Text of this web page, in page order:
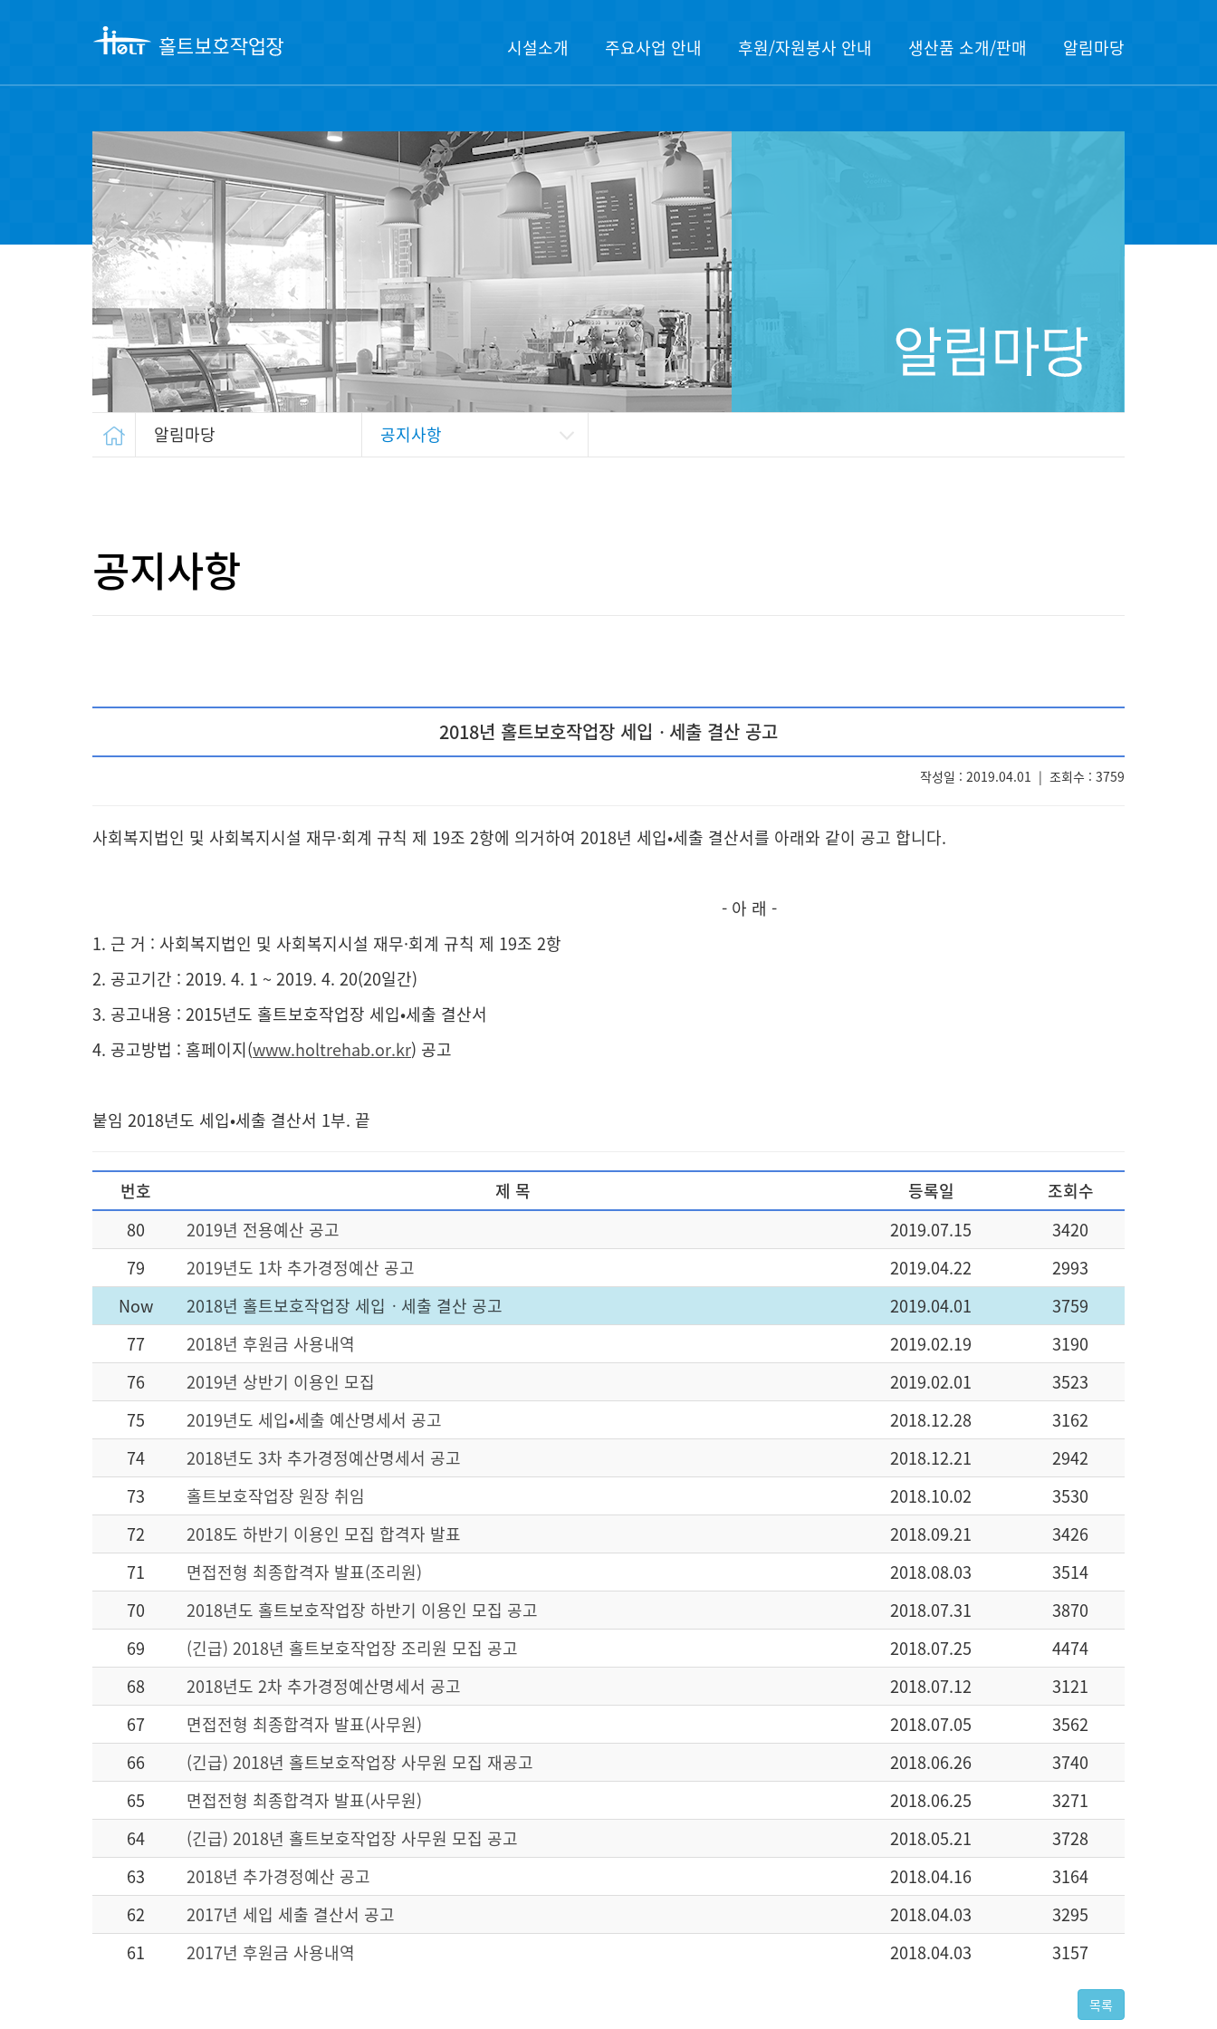
시설소개 주요사업 안내 후원/자원봉사 안내 생산품 소개/판매 알림마당
알림마당 공지사항
공지사항
2018년 홀트보호작업장 세입ㆍ세출 결산 공고
작성일 : 2019.04.01 | 조회수 : 3759
사회복지법인 및 사회복지시설 재무·회계 규칙 제 19조 2항에 의거하여 2018년 세입•세출 결산서를 아래와 같이 공고 합니다.
- 아 래 -
1. 근 거 : 사회복지법인 및 사회복지시설 재무·회계 규칙 제 19조 2항
2. 공고기간 : 2019. 4. 1 ~ 2019. 4. 20(20일간)
3. 공고내용 : 2015년도 홀트보호작업장 세입•세출 결산서
4. 공고방법 : 홈페이지(www.holtrehab.or.kr) 공고
붙임 2018년도 세입•세출 결산서 1부. 끝
번호 제 목 등록일
조회수
80
2019년 전용예산 공고 2019.07.15
3420
79
2019년도 1차 추가경정예산 공고 2019.04.22
2993
Now
2018년 홀트보호작업장 세입ㆍ세출 결산 공고 2019.04.01
3759
77
2018년 후원금 사용내역 2019.02.19
3190
76
2019년 상반기 이용인 모집 2019.02.01
3523
75
2019년도 세입•세출 예산명세서 공고 2018.12.28
3162
74
2018년도 3차 추가경정예산명세서 공고 2018.12.21
2942
73
홀트보호작업장 원장 취임 2018.10.02
3530
72
2018도 하반기 이용인 모집 합격자 발표 2018.09.21
3426
71
면접전형 최종합격자 발표(조리원) 2018.08.03
3514
70
2018년도 홀트보호작업장 하반기 이용인 모집 공고 2018.07.31
3870
69
(긴급) 2018년 홀트보호작업장 조리원 모집 공고 2018.07.25
4474
68
2018년도 2차 추가경정예산명세서 공고 2018.07.12
3121
67
면접전형 최종합격자 발표(사무원) 2018.07.05
3562
66
(긴급) 2018년 홀트보호작업장 사무원 모집 재공고 2018.06.26
3740
65
면접전형 최종합격자 발표(사무원) 2018.06.25
3271
64
(긴급) 2018년 홀트보호작업장 사무원 모집 공고 2018.05.21
3728
63
2018년 추가경정예산 공고 2018.04.16
3164
62
2017년 세입 세출 결산서 공고 2018.04.03
3295
61
2017년 후원금 사용내역 2018.04.03 3157
목록